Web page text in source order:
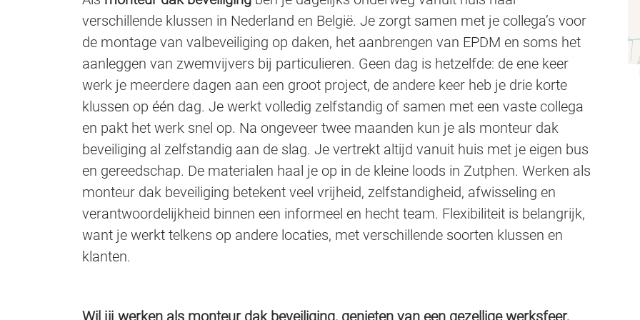
verschillende klussen in Nederland en België. Je zorgt samen met je collega’s voor
de montage van valbeveiliging op daken, het aanbrengen van EPDM en soms het
aanleggen van zwemvijvers bij particulieren. Geen dag is hetzelfde: de ene keer
werk je meerdere dagen aan een groot project, de andere keer heb je drie korte
klussen op één dag. Je werkt volledig zelfstandig of samen met een vaste collega
en pakt het werk snel op. Na ongeveer twee maanden kun je als monteur dak
beveiliging al zelfstandig aan de slag. Je vertrekt altijd vanuit huis met je eigen bus
en gereedschap. De materialen haal je op in de kleine loods in Zutphen. Werken als
monteur dak beveiliging betekent veel vrijheid, zelfstandigheid, afwisseling en
verantwoordelijkheid binnen een informeel en hecht team. Flexibiliteit is belangrijk,
want je werkt telkens op andere locaties, met verschillende soorten klussen en
klanten.
Wil jij werken als monteur dak beveiliging, genieten van een gezellige werksfeer,